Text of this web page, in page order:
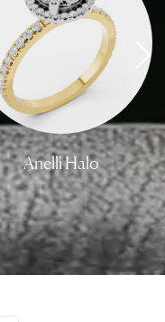
Anelli Halo